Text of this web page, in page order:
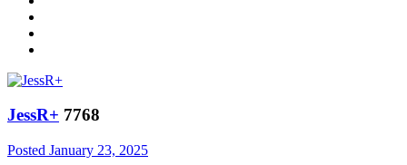
JessR+ 7768
Posted January 23, 2025